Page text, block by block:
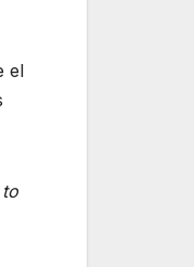
el